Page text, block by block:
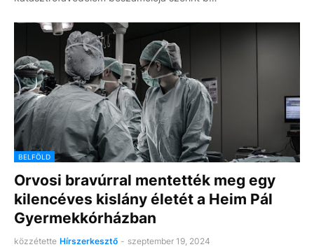
BELFÖLD
Orvosi bravúrral mentették meg egy
kilencéves kislány életét a Heim Pál
Gyermekkórházban
közzétette Hírszerkesztő - szeptember 19, 2024